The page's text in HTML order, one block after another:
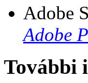
Adobe
Adobe
További